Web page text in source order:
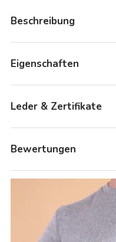
Beschreibung
Eigenschaften
Leder & Zertifikate
Bewertungen